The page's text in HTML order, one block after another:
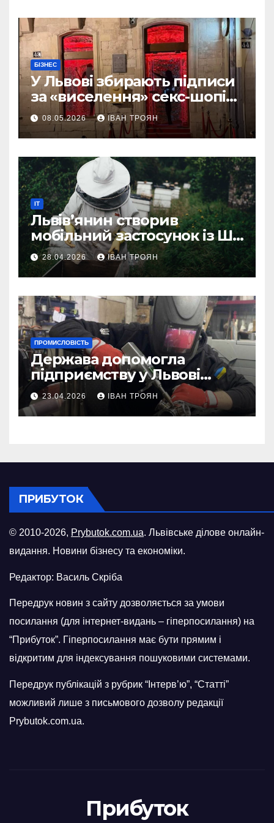
БІЗНЕС
У Львові збирають підписи
за «виселення» секс-шопів
із центру міста
08.05.2026 ІВАН ТРОЯН
IT
Львів’янин створив
мобільний застосунок із ШІ-
асистентом для бджолярів
28.04.2026 ІВАН ТРОЯН
ПРОМИСЛОВІСТЬ
Держава допомогла
підприємству у Львові
відновити виробничі
потужності після атаки
російського БПЛА
23.04.2026 ІВАН ТРОЯН
ПРИБУТОК
© 2010-2026, Prybutok.com.ua. Львівське ділове онлайн-
видання. Новини бізнесу та економіки.
Редактор: Василь Скріба
Передрук новин з сайту дозволяється за умови
посилання (для інтернет-видань – гіперпосилання) на
“Прибуток”. Гіперпосилання має бути прямим і
відкритим для індексування пошуковими системами.
Передрук публікацій з рубрик “Інтерв’ю”, “Статті”
можливий лише з письмового дозволу редакції
Prybutok.com.ua.
Прибуток